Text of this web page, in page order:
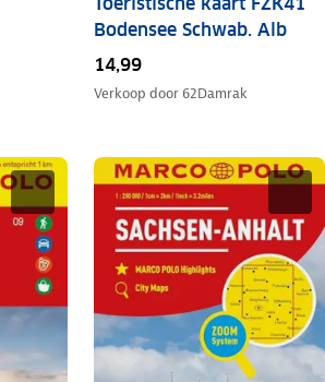
Bodensee Schwab. Alb
14,99
Verkoop door 62Damrak